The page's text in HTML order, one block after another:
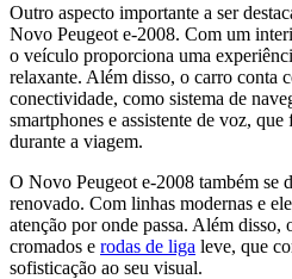
Outro aspecto importante a ser
Novo Peugeot e-2008. Com um
o veículo proporciona uma
relaxante. Além disso, o carro conta
conectividade, como sistema de
smartphones e assistente de voz,
durante a viagem.
O Novo Peugeot e-2008 também se
renovado. Com linhas modernas e
atenção por onde passa. Além disso,
cromados e rodas de liga leve, que
sofisticação ao seu visual.